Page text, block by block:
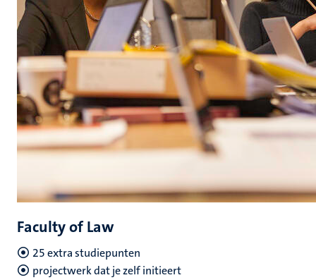
Faculty of Law
25 extra studiepunten
projectwerk dat je zelf initieert